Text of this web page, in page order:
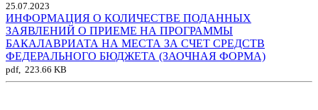
25.07.2023
ИНФОРМАЦИЯ О КОЛИЧЕСТВЕ ПОДАННЫХ
ЗАЯВЛЕНИЙ О ПРИЕМЕ НА ПРОГРАММЫ
БАКАЛАВРИАТА НА МЕСТА ЗА СЧЕТ СРЕДСТВ
ФЕДЕРАЛЬНОГО БЮДЖЕТА (ЗАОЧНАЯ ФОРМА)
pdf, 223.66 KB